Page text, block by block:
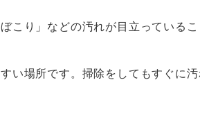
こり」などの汚れが目立っている
い場所です。掃除をしてもすぐに